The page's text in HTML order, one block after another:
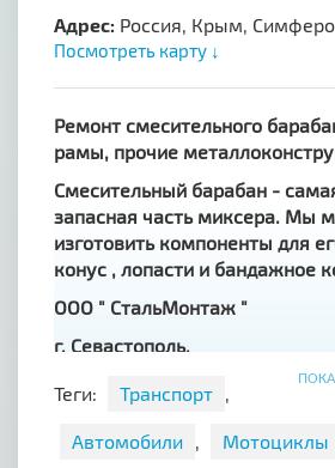
Адрес: Россия, Крым,
Посмотреть карту ↓
Ремонт смесительного
рамы, прочие
Смесительный барабан -
запасная часть миксера. Мы
изготовить компоненты для
конус , лопасти и бандажное
ООО " СтальМонтаж "
г. Севастополь,
ул. Отрадная 21, производство
Теги: Транспорт ,
Автомобили , Мотоциклы